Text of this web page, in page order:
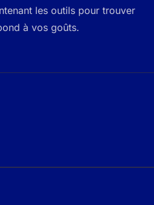
les outils pour trouver
à vos goûts.